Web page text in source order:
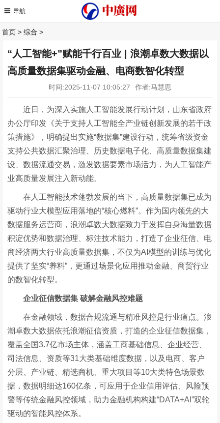
首页 >综合 >
“人工智能+”赋能千行百业 | 浪潮卓数大数据以
高质量数据集驱动金融、电商数智化转型
时间:2025-11-07 10:05:27 作者:马慧思
近日，为深入实施人工智能发展行动计划，山东省政府
办公厅印发《关于支持人工智能全产业链创新发展的若干政
策措施》，明确提出实施“数据集”建设行动 ，统筹省级资金
支持公共数据汇聚治理、历史数据电子化、高质量数据集建
设、数据流通交易，激发数据要素市场活力，为人工智能产
业高质量发展注入新动能。
在人工智能技术蓬勃发展的当下，高质量数据集已成为
驱动行业大模型应用落地的“核心燃料”。作为国内领先的大
数据服务运营商，浪潮卓数大数据致力于发挥自身海量数据
积淀优势和数据治理、标注技术能力，打造了企业征信、电
商经济两大行业高质量数据集，不仅为AI模型的训练与优化
提供了坚实“养料”，更通过场景化应用推动金融、商贸行业
的数智化转型。
企业征信数据集破解金融风控难题
在金融领域，数据合规流通与精准风控是行业痛点。浪
潮卓数大数据依托浪潮征信资质，打造的企业征信数据集，
覆盖全国3.7亿市场主体，涵盖工商基础信息、企业经营、
司法信息、资质等31大类基础维度数据，以及 电商、客户
分层、产业链、精选商机、重大项目等10大类特色场景数
据，数据明细达160亿条，可应用于企业信用评估、风险预
警等传统金融风控领域，助力金融机构构建“DATA+AI”双轮
驱动的智能风控体系。